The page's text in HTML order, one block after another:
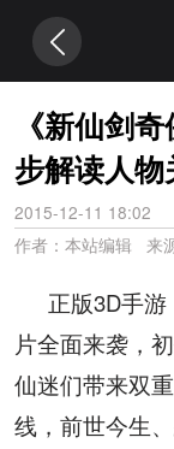
《新仙剑
步解读人物
2015-12-11 18:02
作者：本站编辑 来
正版3D手游
片全面来袭，
仙迷们带来双
线，前世今生